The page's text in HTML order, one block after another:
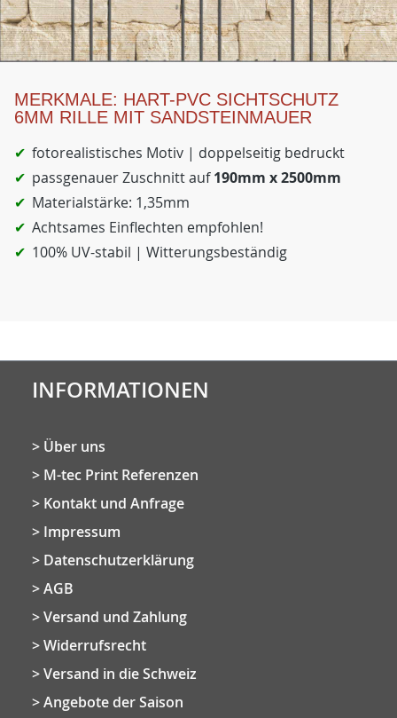
MERKMALE: HART-PVC SICHTSCHUTZ
6MM RILLE MIT SANDSTEINMAUER
fotorealistisches Motiv | doppelseitig bedruckt
passgenauer Zuschnitt auf190mm x 2500mm
Materialstärke: 1,35mm
Achtsames Einflechten empfohlen!
100% UV-stabil | Witterungsbeständig
INFORMATIONEN
Über uns
M-tec Print Referenzen
Kontakt und Anfrage
Impressum
Datenschutzerklärung
AGB
Versand und Zahlung
Widerrufsrecht
Versand in die Schweiz
Angebote der Saison